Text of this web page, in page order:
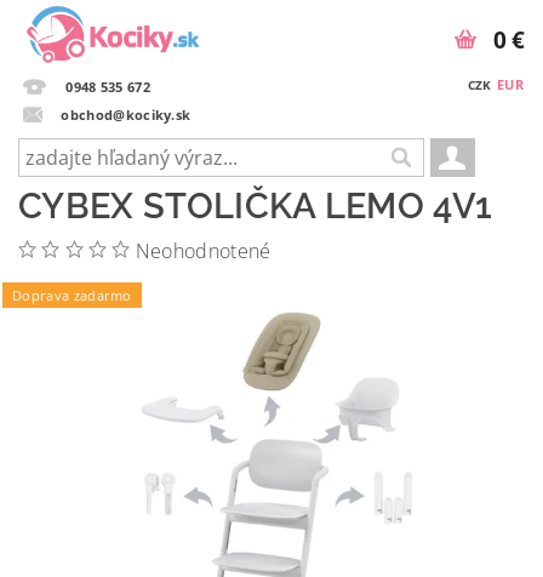
0948 535 672
obchod@kociky.sk
CZK EUR
0 €
CYBEX STOLIČKA LEMO 4V1
Neohodnotené
Doprava zadarmo